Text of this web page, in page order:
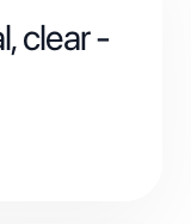
clear -